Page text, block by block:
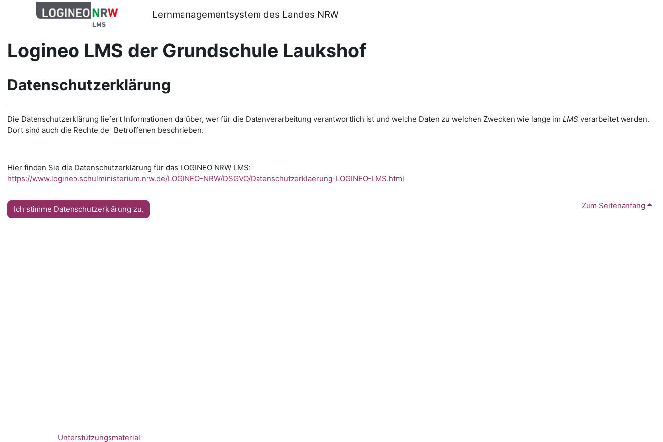
Zum Hauptinhalt
Lernmanagementsystem des Landes NRW
Logineo LMS der Grundschule Laukshof
Datenschutzerklärung
Die Datenschutzerklärung liefert Informationen darüber, wer für die Datenverarbeitung verantwortlich ist und welche Daten zu welchen Zwecken wie lange im LMS verarbeitet werden.
Dort sind auch die Rechte der Betroffenen beschrieben.
Hier finden Sie die Datenschutzerklärung für das LOGINEO NRW LMS:
https://www.logineo.schulministerium.nrw.de/LOGINEO-NRW/DSGVO/Datenschutzerklaerung-LOGINEO-LMS.html
Ich stimme Datenschutzerklärung zu. Zum Seitenanfang
Unterstützungsmaterial